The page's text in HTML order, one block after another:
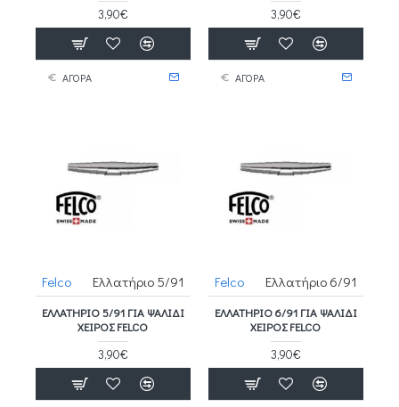
3,90€
ΑΓΟΡΑ
3,90€
ΑΓΟΡΑ
Felco Ελλατήριο 5/91
ΕΛΛΑΤΉΡΙΟ 5/91 ΓΙΑ ΨΑΛΊΔΙ
ΧΕΙΡΌΣ FELCO
3,90€
Felco Ελλατήριο 6/91
ΕΛΛΑΤΉΡΙΟ 6/91 ΓΙΑ ΨΑΛΊΔΙ
ΧΕΙΡΌΣ FELCO
3,90€